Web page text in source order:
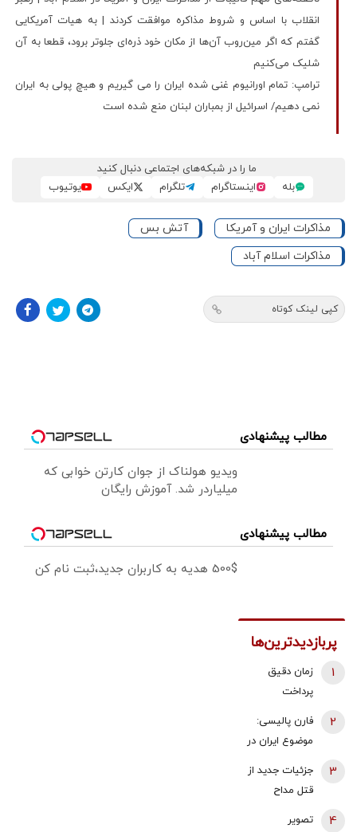
انقلاب با اساس و شروط مذاکره موافقت کردند | به هیات آمریکایی
گفتم که اگر مین‌روب آن‌ها از مکان خود ذره‌ای جلوتر برود، قطعا به آن
شلیک می‌کنیم
ترامپ: تمام اورانیوم غنی شده ایران را می گیریم و هیچ پولی به ایران
نمی دهیم/ اسرائیل از بمباران لبنان منع شده است
ما را در شبکه‌های اجتماعی دنبال کنید
بله
اینستاگرام تلگرام ایکس یوتیوب
مذاکرات ایران و آمریکا
آتش بس
مذاکرات اسلام آباد
کپی لینک کوتاه
مطالب پیشنهادی
ویدیو هولناک از جوان کارتن خوابی که
میلیاردر شد. آموزش رایگان
مطالب پیشنهادی
500$ هدیه به کاربران جدید،ثبت نام کن
پربازدیدترین‌ها
زمان دقیق
پرداخت
بازنشستگان
تامین اجتماعی
اعلام شد
1
فارن پالیسی:
موضوع ایران در
آینده اسرائیل
نیست که
به‌تنهایی درباره
2
جزئیات جدید از
قتل مداح
3
تصویر 4